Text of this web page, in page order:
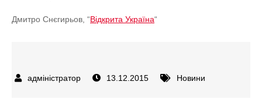
Дмитро Снєгирьов, “Відкрита Україна“
13.12.2015 Новини